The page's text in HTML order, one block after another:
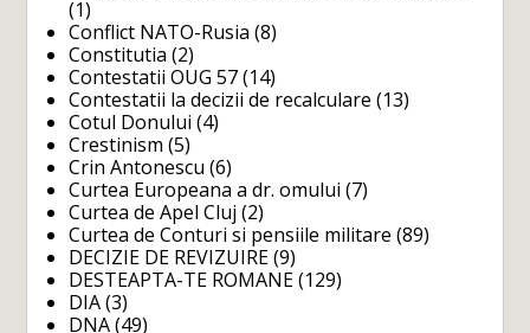
(1)
Conflict NATO-Rusia (8)
Constitutia (2)
Contestatii OUG 57 (14)
Contestatii la decizii de recalculare (13)
Cotul Donului (4)
Crestinism (5)
Crin Antonescu (6)
Curtea Europeana a dr. omului (7)
Curtea de Apel Cluj (2)
Curtea de Conturi si pensiile militare (89)
DECIZIE DE REVIZUIRE (9)
DESTEAPTA-TE ROMANE (129)
DIA (3)
DNA (49)